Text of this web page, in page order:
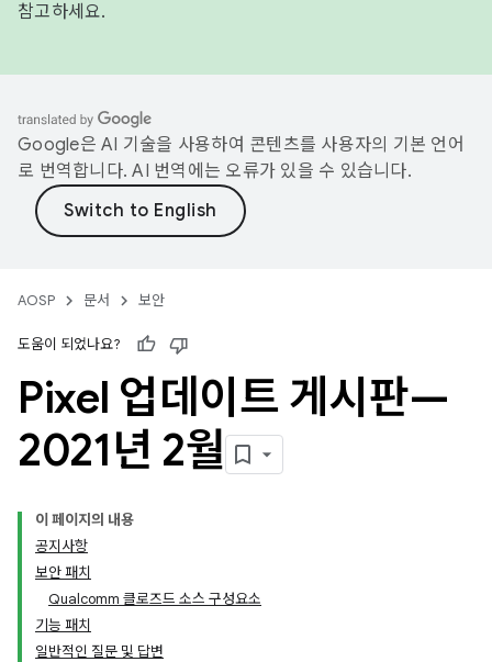
참고하세요.
Google은 AI 기술을 사용하여 콘텐츠를 사용자의 기본 언어
로 번역합니다. AI 번역에는 오류가 있을 수 있습니다.
AOSP 문서 보안
도움이 되었나요?
Pixel 업데이트 게시판—
2021년 2월
이 페이지의 내용
공지사항
보안 패치
Qualcomm 클로즈드 소스 구성요소
기능 패치
일반적인 질문 및 답변